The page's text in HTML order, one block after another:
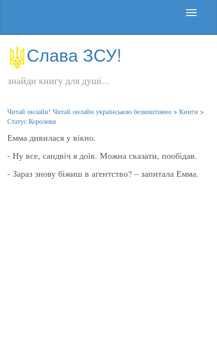
Слава ЗСУ!
знайди книгу для душі...
Читай онлайн! Читай онлайн українською безкоштовно > Книги >
Статус Королеви
Емма дивилася у вікно.
- Ну все, сандвіч я доїв. Можна сказати, пообідав.
- Зараз знову біжиш в агентство? – запитала Емма.